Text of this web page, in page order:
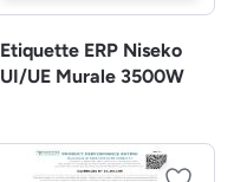
Etiquette ERP Niseko
UI/UE Murale 3500W